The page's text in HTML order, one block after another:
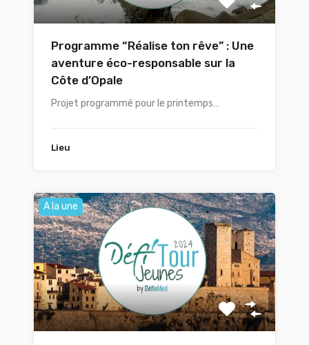
Programme “Réalise ton rêve” : Une
aventure éco-responsable sur la
Côte d’Opale
Projet programmé pour le printemps…
Lieu
A la une